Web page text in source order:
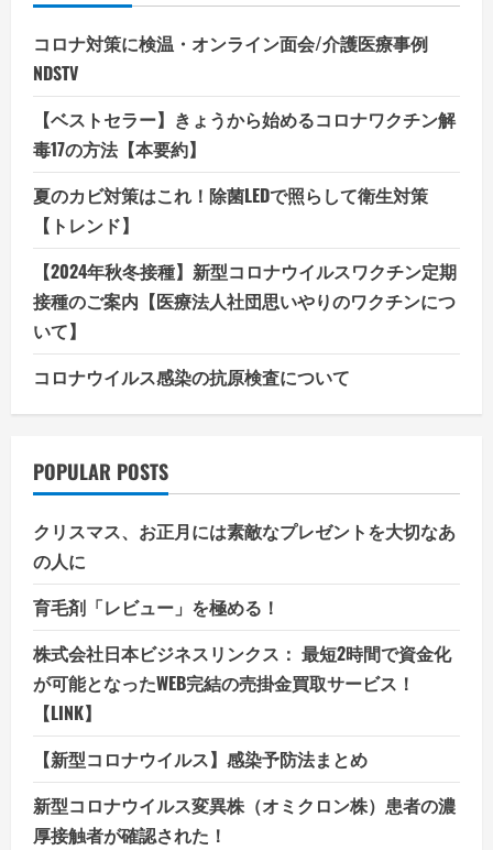
コロナ対策に検温・オンライン面会/介護医療事例
NDSTV
【ベストセラー】きょうから始めるコロナワクチン解
毒17の方法【本要約】
夏のカビ対策はこれ！除菌LEDで照らして衛生対策
【トレンド】
【2024年秋冬接種】新型コロナウイルスワクチン定期
接種のご案内【医療法人社団思いやりのワクチンにつ
いて】
コロナウイルス感染の抗原検査について
POPULAR POSTS
クリスマス、お正月には素敵なプレゼントを大切なあ
の人に
育毛剤「レビュー」を極める！
株式会社日本ビジネスリンクス： 最短2時間で資金化
が可能となったWEB完結の売掛金買取サービス！
【LINK】
【新型コロナウイルス】感染予防法まとめ
新型コロナウイルス変異株（オミクロン株）患者の濃
厚接触者が確認された！